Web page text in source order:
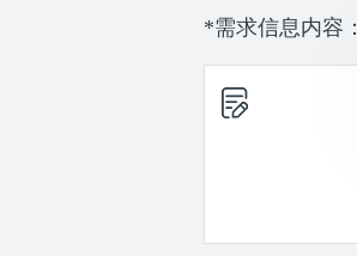
*需求信息内容：